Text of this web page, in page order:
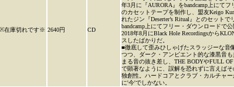
在庫切れです※ 2640円 CD
年3月に『AURORA』をbandcamp上にて
のカセットテープを制作し、盟友Keigo
れたジン『Deserter’s Ritual』とのセット
bandcamp上にてフリー・ダウンロードで
2018年8月にBlack Hole Recordingsから
スしたばかりだ。
■徹底して歪みひしゃげたスラッジーな音
つつ、ダーク・アンビエント的な漆黒音
まる音の抜き差し、THE BODYやFULL
で顕著なように、誤解を恐れずに言えば
独創性。ハードコアとクラブ・カルチャ
に'今'でしかない。